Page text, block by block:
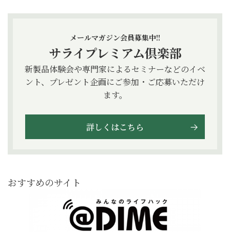
メールマガジン会員募集中!!
サライプレミアム倶楽部
新製品体験会や専門家によるセミナーなどのイベ
ント、プレゼント企画にご参加・ご応募いただけ
ます。
詳しくはこちら
おすすめのサイト